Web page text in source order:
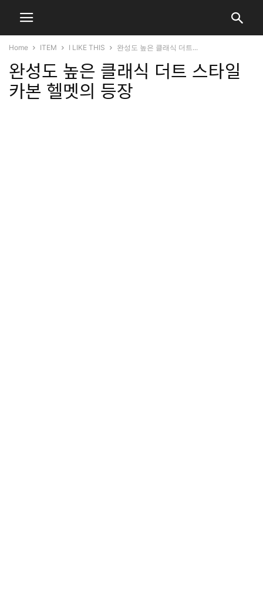
Home ITEM I LIKE THIS 완성도 높은 클래식 더트...
완성도 높은 클래식 더트 스타일
카본 헬멧의 등장